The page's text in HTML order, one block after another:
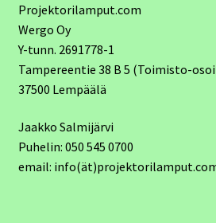
Projektorilamput.com
Wergo Oy
Y-tunn. 2691778-1
Tampereentie 38 B 5 (Toimisto-
37500 Lempäälä
Jaakko Salmijärvi
Puhelin: 050 545 0700
email: